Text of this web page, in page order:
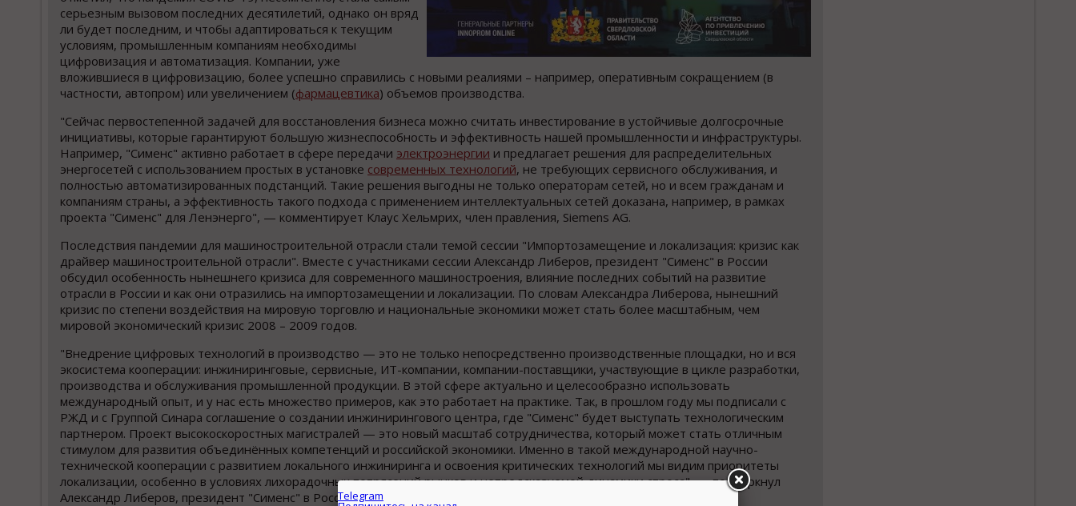
серьезным вызовом последних десятилетий, однако он вряд
ли будет последним, и чтобы адаптироваться к текущим
условиям, промышленным компаниям необходимы
цифровизация и автоматизация. Компании, уже
вложившиеся в цифровизацию, более успешно справились с новыми реалиями – например, оперативным сокращением (в
частности, автопром) или увеличением (фармацевтика) объемов производства.
"Сейчас первостепенной задачей для восстановления бизнеса можно считать инвестирование в устойчивые долгосрочные
инициативы, которые гарантируют большую жизнеспособность и эффективность нашей промышленности и инфраструктуры.
Например, "Сименс" активно работает в сфере передачи электроэнергии и предлагает решения для распределительных
энергосетей с использованием простых в установке современных технологий, не требующих сервисного обслуживания, и
полностью автоматизированных подстанций. Такие решения выгодны не только операторам сетей, но и всем гражданам и
компаниям страны, а эффективность такого подхода с применением интеллектуальных сетей доказана, например, в рамках
проекта "Сименс" для Ленэнерго", — комментирует Клаус Хельмрих, член правления, Siemens AG.
Последствия пандемии для машиностроительной отрасли стали темой сессии "Импортозамещение и локализация: кризис как
драйвер машиностроительной отрасли". Вместе с участниками сессии Александр Либеров, президент "Сименс" в России
обсудил особенность нынешнего кризиса для современного машиностроения, влияние последних событий на развитие
отрасли в России и как они отразились на импортозамещении и локализации. По словам Александра Либерова, нынешний
кризис по степени воздействия на мировую торговлю и национальные экономики может стать более масштабным, чем
мировой экономический кризис 2008 – 2009 годов.
"Внедрение цифровых технологий в производство — это не только непосредственно производственные площадки, но и вся
экосистема кооперации: инжиниринговые, сервисные, ИТ-компании, компании-поставщики, участвующие в цикле разработки,
производства и обслуживания промышленной продукции. В этой сфере актуально и целесообразно использовать
международный опыт, и у нас есть множество примеров, как это работает на практике. Так, в прошлом году мы подписали с
РЖД и с Группой Синара соглашение о создании инжинирингового центра, где "Сименс" будет выступать технологическим
партнером. Проект высокоскоростных магистралей — это новый масштаб сотрудничества, который может стать отличным
стимулом для развития объединённых компетенций и российской экономики. Именно в такой международной научно-
технической кооперации с развитием локального инжиниринга и освоения критических технологий мы видим приоритеты
локализации, особенно в условиях лихорадочных потрясений рынков и непредсказуемой динамики спроса", — подчеркнул
Александр Либеров, президент "Сименс" в России.